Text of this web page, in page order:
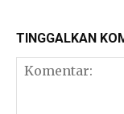
TINGGALKAN